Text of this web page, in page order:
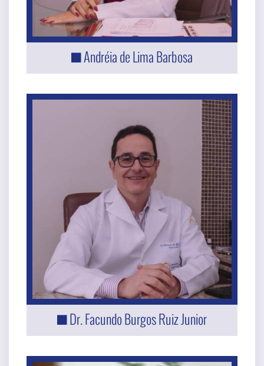
Andréia de Lima Barbosa
Dr. Facundo Burgos Ruiz Junior